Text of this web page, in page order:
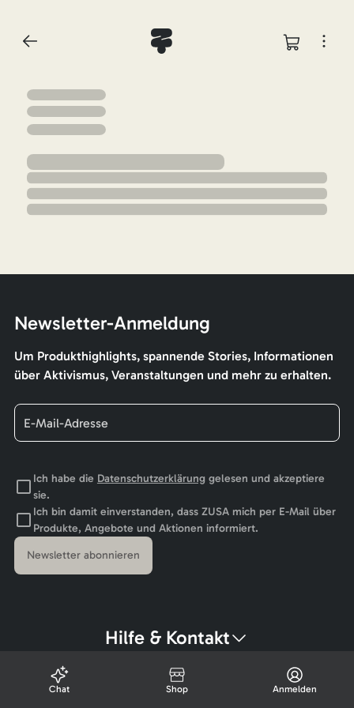
Newsletter-Anmeldung
Um Produkthighlights, spannende Stories, Informationen
über Aktivismus, Veranstaltungen und mehr zu erhalten.
Ich habe die Datenschutzerklärunggelesen und akzeptiere
sie.
Ich bin damit einverstanden, dass ZUSA mich per E-Mail über
Produkte, Angebote und Aktionen informiert.
Newsletter abonnieren
Hilfe & Kontakt
Chat Shop Anmelden